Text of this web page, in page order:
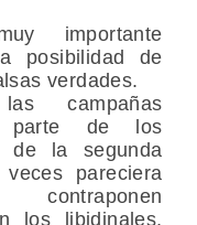
importante
posibilidad de
verdades.
campañas
parte de los
de la segunda
pareciera
los libidinales,